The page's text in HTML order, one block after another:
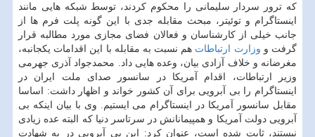
که ترور سردار سلیمانی را محکوم کردند، توسط شبکه هایی مانند
اینستاگرام و توئیتر، مبحث مقابله جدی با این گونه پلت فرم ها از
جانب خیلی از کارشناسان و فعالان فضای مجازی مورد مطالبه قرار
گرفت و وزارت ارتباطات هم نسبت به مقابله با این اقدامات یکجانبه،
مغرضانه و خلاف آزادی بیان، وعده هایی داد. محمدجواد آذری جهرمی
وزیر ارتباطات، اقدام آمریکا در سانسور صدای ملت ایران در
اینستاگرام را بی آبرویی برای آن کشور خواند و اظهار داشت: اساسا
مقابل سانسور آمریکا در اینستاگرام می ایستیم. وی با بیان اینکه بی
آبرویی دولت آمریکا و همپیمانانش در سرتاسر دنیا که البته عده زیادی
نیستند، ثابت شده است، عنوان کرد: این بی آبرویی در به شهادت